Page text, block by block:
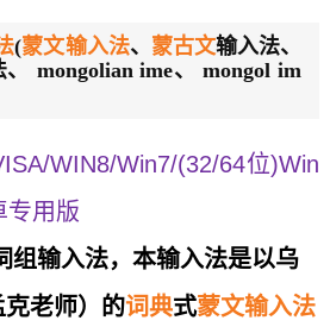
(蒙文输入法、 蒙古文输入法、
mongolian ime、 mongol im
WIN8/Win7/(32/64位)Win
专用版
组输入法，本输入法是以乌
老师）的词典式蒙文输入法